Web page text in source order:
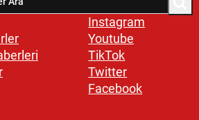
Instagram
Youtube
TikTok
Twitter
Facebook